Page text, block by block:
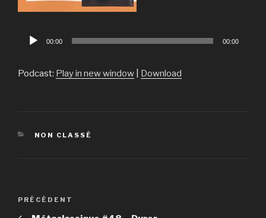
Lecteur
00:00 00:00
Podcast: Play in new window Download
CATÉGORIES
NON CLASSÉ
Navigation
Article
précédent
PRÉCÉDENT